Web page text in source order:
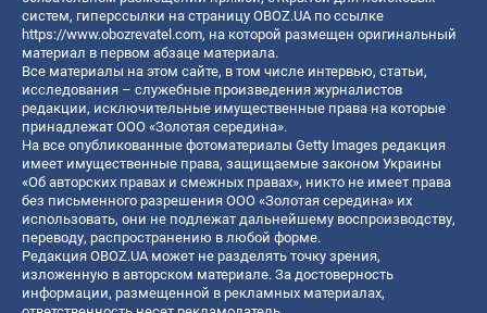
систем, гиперссылки на страницу OBOZ.UA по ссылке
https://www.obozrevatel.com, на которой размещен оригинальный
материал в первом абзаце материала.
Все материалы на этом сайте, в том числе интервью, статьи,
исследования – служебные произведения журналистов
редакции, исключительные имущественные права на которые
принадлежат ООО «Золотая середина».
На все опубликованные фотоматериалы Getty Images редакция
имеет имущественные права, защищаемые законом Украины
«Об авторских правах и смежных правах», никто не имеет права
без письменного разрешения ООО «Золотая середина» их
использовать, они не подлежат дальнейшему воспроизводству,
переводу, распространению в любой форме.
Редакция OBOZ.UA может не разделять точку зрения,
изложенную в авторском материале. За достоверность
информации, размещенной в рекламных материалах,